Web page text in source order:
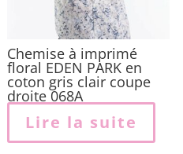
Chemise à imprimé
floral EDEN PARK en
coton gris clair coupe
droite 068A
Lire la suite